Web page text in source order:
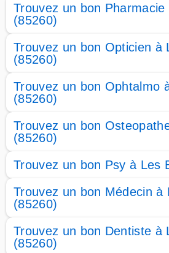
Trouvez un bon
(85260)
Trouvez un bon Opticien à
(85260)
Trouvez un bon Ophtalmo
(85260)
Trouvez un bon
(85260)
Trouvez un bon Psy à Les
Trouvez un bon Médecin à
(85260)
Trouvez un bon Dentiste à
(85260)